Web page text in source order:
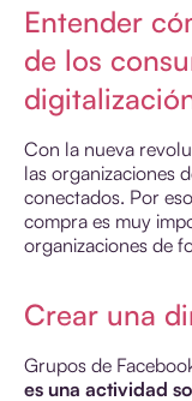
Entender
de los
Con la nueva
las organizaciones
conectados. Por
compra es muy
organizaciones de
Crear una
Grupos de
es una actividad